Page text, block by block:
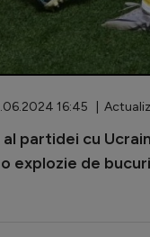
16:45 |
partidei cu
explozie de